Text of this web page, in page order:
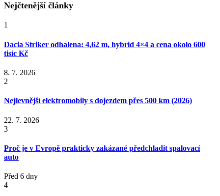
Nejčtenější články
1
Dacia Striker odhalena: 4,62 m, hybrid 4×4 a cena okolo 600
tisíc Kč
8. 7. 2026
2
Nejlevnější elektromobily s dojezdem přes 500 km (2026)
22. 7. 2026
3
Proč je v Evropě prakticky zakázané předchladit spalovací
auto
Před 6 dny
4